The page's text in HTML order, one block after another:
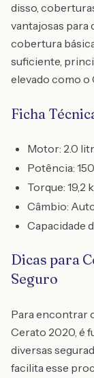
disso,
vantajosas para
cobertura
suficiente,
elevado como o
Ficha
Motor: 2.0
Potência:
Torque: 19,2
Câmbio:
Capacidade
Dicas para
Seguro
Para encontrar
Cerato 2020, é
diversas
facilita esse